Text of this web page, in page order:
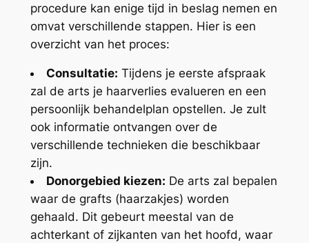
procedure kan enige tijd in beslag nemen en
omvat verschillende stappen. Hier is een
overzicht van het proces:
Consultatie: Tijdens je eerste afspraak
zal de arts je haarverlies evalueren en een
persoonlijk behandelplan opstellen. Je zult
ook informatie ontvangen over de
verschillende technieken die beschikbaar
zijn.
Donorgebied kiezen: De arts zal bepalen
waar de grafts (haarzakjes) worden
gehaald. Dit gebeurt meestal van de
achterkant of zijkanten van het hoofd, waar